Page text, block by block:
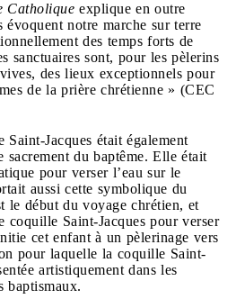
Catholique explique en outre
évoquent notre marche sur terre
des temps forts de
sanctuaires sont, pour les pèlerins
des lieux exceptionnels pour
de la prière chrétienne » (CEC
Jacques était également
du baptême. Elle était
pour verser l’eau sur le
aussi cette symbolique du
le début du voyage chrétien, et
coquille Saint-Jacques pour verser
cet enfant à un pèlerinage vers
pour laquelle la coquille Saint-
artistiquement dans les
baptismaux.